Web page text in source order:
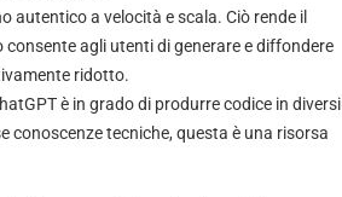
autentico a velocità e scala. Ciò rende il
agli utenti di generare e diffondere
ridotto.
è in grado di produrre codice in diversi
conoscenze tecniche, questa è una risorsa